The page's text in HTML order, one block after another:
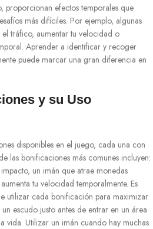
proporcionan efectos temporales que
más difíciles. Por ejemplo, algunas
tráfico, aumentar tu velocidad o
Aprender a identificar y recoger
puede marcar una gran diferencia en
y su Uso
disponibles en el juego, cada una con
las bonificaciones más comunes incluyen:
un imán que atrae monedas
tu velocidad temporalmente. Es
utilizar cada bonificación para maximizar
escudo justo antes de entrar en un área
vida. Utilizar un imán cuando hay muchas